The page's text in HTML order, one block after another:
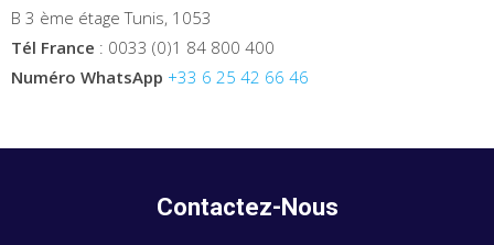
B 3 ème étage Tunis, 1053
Tél France : 0033 (0)1 84 800 400
Numéro WhatsApp +33 6 25 42 66 46
Contactez-Nous